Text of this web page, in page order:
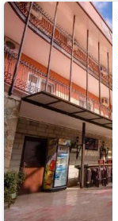
Гостиница
Самара